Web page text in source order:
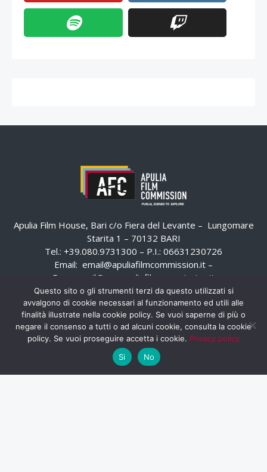
Apulia Film House, Bari c/o Fiera del Levante – Lungomare
Starita 1 – 70132 BARI
Tel.: +39.080.9731300 – P.I.: 06631230726
Email: email@apuliafilmcommission.it –
Pec:
email@pec.apuliafilmcommission.it
Questo sito o gli strumenti terzi da questo utilizzati si
avvalgono di cookie necessari al funzionamento ed utili alle
finalità illustrate nella cookie policy. Se vuoi saperne di più o
negare il consenso a tutti o ad alcuni cookie, consulta la cookie
policy. Se vuoi proseguire accetta i cookie. Privacy policy
Si
No